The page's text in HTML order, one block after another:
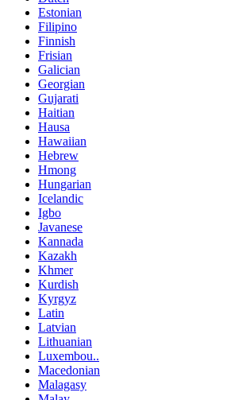
Estonian
Filipino
Finnish
Frisian
Galician
Georgian
Gujarati
Haitian
Hausa
Hawaiian
Hebrew
Hmong
Hungarian
Icelandic
Igbo
Javanese
Kannada
Kazakh
Khmer
Kurdish
Kyrgyz
Latin
Latvian
Lithuanian
Luxembou..
Macedonian
Malagasy